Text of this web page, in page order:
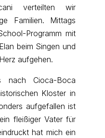
verteilten wir
Familien. Mittags
Programm mit
beim Singen und
aufgehen.
nach Cioca-Boca
Kloster in
aufgefallen ist
fleißiger Vater für
hat mich ein